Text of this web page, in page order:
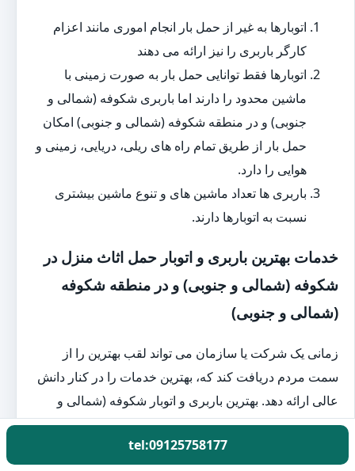
اتوبارها به غیر از حمل بار انجام اموری مانند اعزام
کارگر باربری را نیز ارائه می دهند
اتوبارها فقط توانایی حمل بار به صورت زمینی با
ماشین محدود را دارند اما باربری شکوفه (شمالی و
جنوبی) و در منطقه شکوفه (شمالی و جنوبی) امکان
حمل بار از طریق تمام راه های ریلی، دریایی، زمینی و
هوایی را دارد.
باربری ها تعداد ماشین های و تنوع ماشین بیشتری
نسبت به اتوبارها دارند.
خدمات بهترین باربری و اتوبار حمل اثاث منزل در
شکوفه (شمالی و جنوبی) و در منطقه شکوفه
(شمالی و جنوبی)
زمانی یک شرکت یا سازمان می تواند لقب بهترین را از
سمت مردم دریافت کند که، بهترین خدمات را در کنار دانش
عالی ارائه دهد. بهترین باربری و اتوبار شکوفه (شمالی و
جنوبی) و در منطقه شکوفه (شمالی و جنوبی) نیز از این
قاعده مستثنا نیست. در این بخش می خواهیم در مورد
tel:09125758177